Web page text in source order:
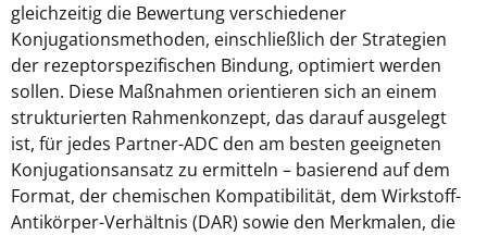
gleichzeitig die Bewertung verschiedener
Konjugationsmethoden, einschließlich der Strategien
der rezeptorspezifischen Bindung, optimiert werden
sollen. Diese Maßnahmen orientieren sich an einem
strukturierten Rahmenkonzept, das darauf ausgelegt
ist, für jedes Partner-ADC den am besten geeigneten
Konjugationsansatz zu ermitteln – basierend auf dem
Format, der chemischen Kompatibilität, dem Wirkstoff-
Antikörper-Verhältnis (DAR) sowie den Merkmalen, die